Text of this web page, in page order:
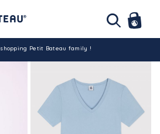
Petit Bateau family !
assurée partout en Tunisie !
par carte bancaire (hors promo)